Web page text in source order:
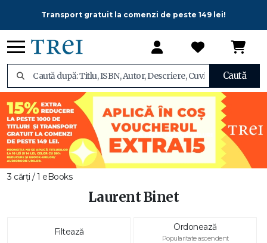
Transport gratuit la comenzi de peste 149 lei!
Caută
3 cărți / 1 eBooks
Laurent Binet
Filtează Ordonează
Popularitate ascendent